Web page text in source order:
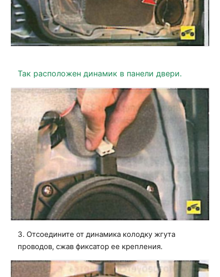
Так расположен динамик в панели двери.
3. Отсоедините от динамика колодку жгута
проводов, сжав фиксатор ее крепления.